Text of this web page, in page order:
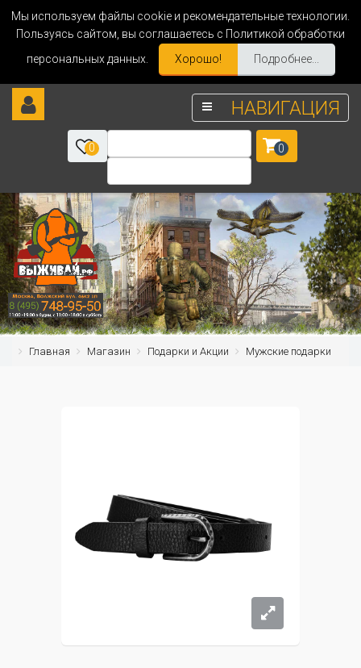
Мы используем файлы cookie и рекомендательные технологии.
Пользуясь сайтом, вы соглашаетесь с Политикой обработки
персональных данных.
Хорошо! Подробнее...
НАВИГАЦИЯ
0 0
Главная Магазин Подарки и Акции Мужские подарки